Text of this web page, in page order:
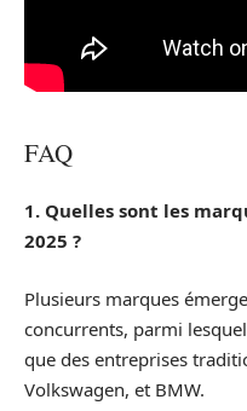
FAQ
1. Quelles sont les
2025 ?
Plusieurs marques
concurrents, parmi
que des entreprises
Volkswagen, et BMW.